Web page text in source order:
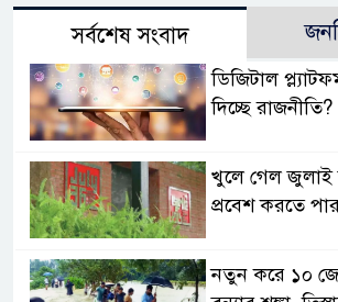
সর্বশেষ সংবাদ
ডিজিটাল
দিচ্ছে রাজনীতি?
খুলে গেল জুলাই
প্রবেশ করতে
নতুন করে ১০